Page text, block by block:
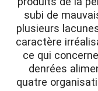
subi de
plusieurs
caractère
ce qui
denrées
quatre